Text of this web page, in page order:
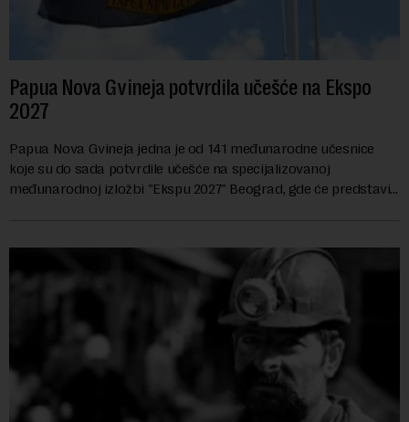
Papua Nova Gvineja potvrdila učešće na Ekspo
2027
Papua Nova Gvineja jedna je od 141 međunarodne učesnice
koje su do sada potvrdile učešće na specijalizovanoj
međunarodnoj izložbi "Ekspu 2027" Beograd, gde će predstaviti